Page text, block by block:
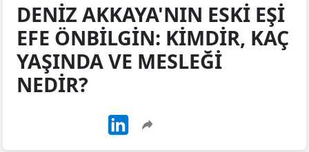
DENIZ AKKAYA'NIN ESKI EŞI
EFE ÖNBILGIN: KIMDIR, KAÇ
YAŞINDA VE MESLEĞI
NEDIR?